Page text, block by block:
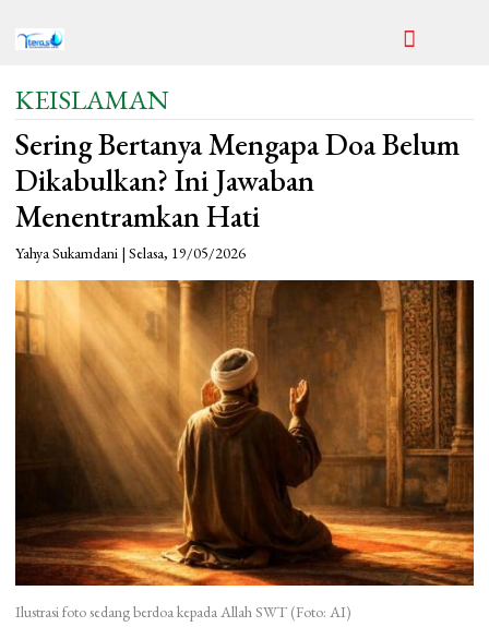
KEISLAMAN
Sering Bertanya Mengapa Doa Belum
Dikabulkan? Ini Jawaban
Menentramkan Hati
Yahya Sukamdani | Selasa, 19/05/2026
Ilustrasi foto sedang berdoa kepada Allah SWT (Foto: AI)